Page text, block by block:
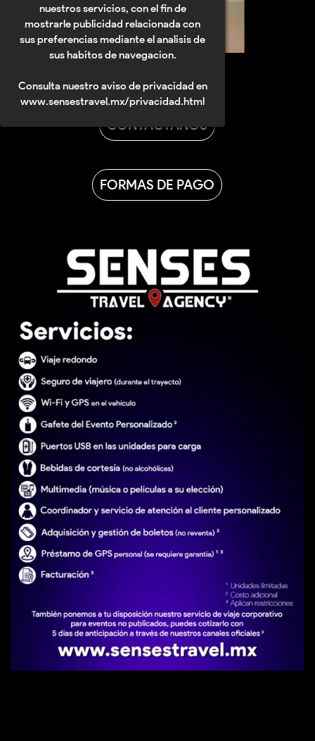
nuestros servicios, con el fin de
mostrarle publicidad relacionada con
sus preferencias mediante el analisis de
sus habitos de navegacion.
Consulta nuestro aviso de privacidad en
www.sensestravel.mx/privacidad.html
CONTACTANOS
FORMAS DE PAGO